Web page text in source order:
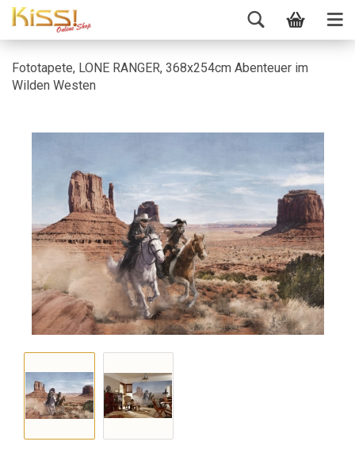
Fototapete, LONE RANGER, 368x254cm Abenteuer im
Wilden Westen